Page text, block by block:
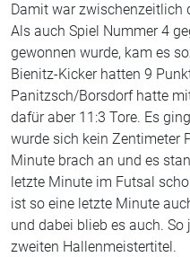
Damit war zwischenzeitlich
Als auch Spiel Nummer 4
gewonnen wurde, kam es
Bienitz-Kicker hatten 9
Panitzsch/Borsdorf hatte
dafür aber 11:3 Tore. Es
wurde sich kein Zentimeter
Minute brach an und es
letzte Minute im Futsal
ist so eine letzte Minute
und dabei blieb es auch.
zweiten Hallenmeistertitel.